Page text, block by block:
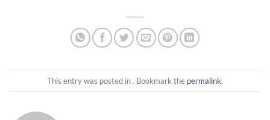
This entry was posted in . Bookmark the permalink.